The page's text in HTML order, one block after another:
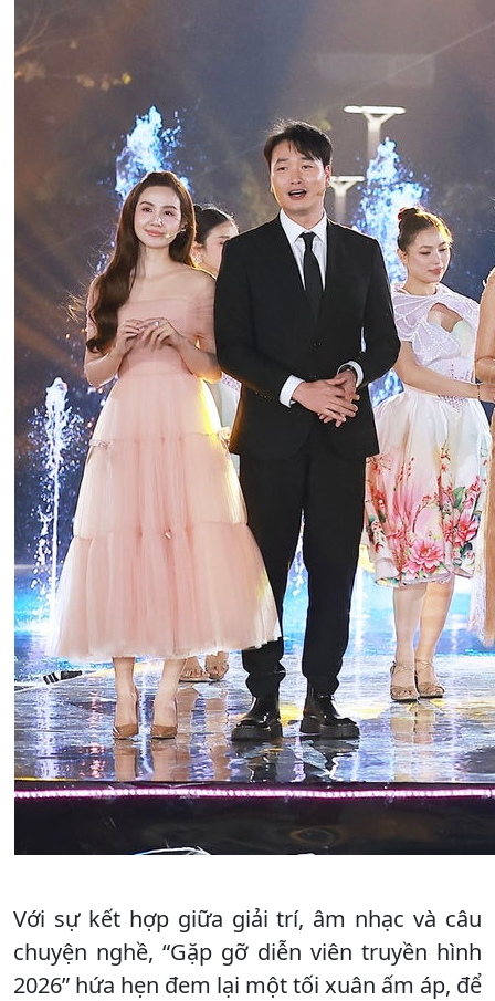
Với sự kết hợp giữa giải trí, âm nhạc và câu
chuyện nghề, “Gặp gỡ diễn viên truyền hình
2026” hứa hẹn đem lại một tối xuân ấm áp, để